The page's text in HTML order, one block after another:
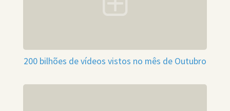
200 bilhões de vídeos vistos no mês de Outubro